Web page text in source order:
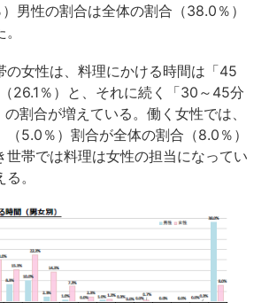
男性の割合は全体の割合（38.0％）
の女性は、料理にかける時間は「45
26.1％）と、それに続く「30～45分
割合が増えている。働く女性では、
（5.0％）割合が全体の割合（8.0％）
世帯では料理は女性の担当になってい
。